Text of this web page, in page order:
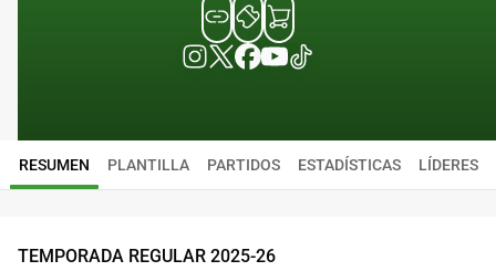
RESUMEN PLANTILLA PARTIDOS ESTADÍSTICAS LÍDERES
TEMPORADA REGULAR 2025-26